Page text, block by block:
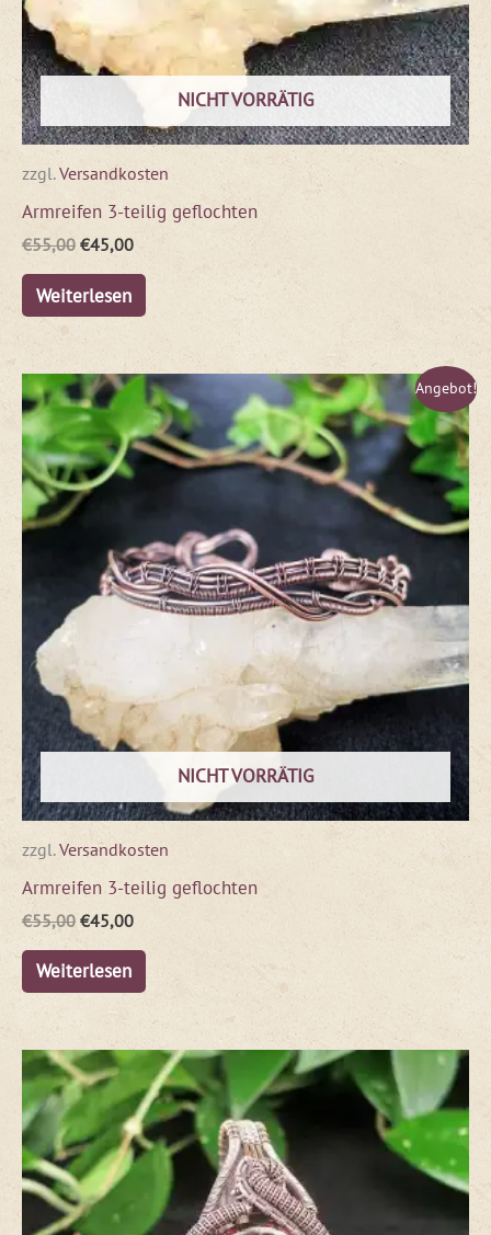
NICHT VORRÄTIG
zzgl.Versandkosten
Armreifen 3-teilig geflochten
€55,00 €45,00
Weiterlesen
Angebot!
NICHT VORRÄTIG
zzgl.Versandkosten
Armreifen 3-teilig geflochten
€55,00
Ursprünglicher
Preis
war:
€55,00
€45,00
Aktueller
Preis
ist:
€45,00.
Weiterlesen